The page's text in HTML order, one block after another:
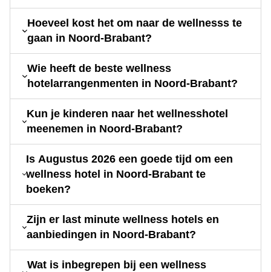
Hoeveel kost het om naar de wellnesss te
gaan in Noord-Brabant?
Wie heeft de beste wellness
hotelarrangenmenten in Noord-Brabant?
Kun je kinderen naar het wellnesshotel
meenemen in Noord-Brabant?
Is Augustus 2026 een goede tijd om een
wellness hotel in Noord-Brabant te
boeken?
Zijn er last minute wellness hotels en
aanbiedingen in Noord-Brabant?
Wat is inbegrepen bij een wellness